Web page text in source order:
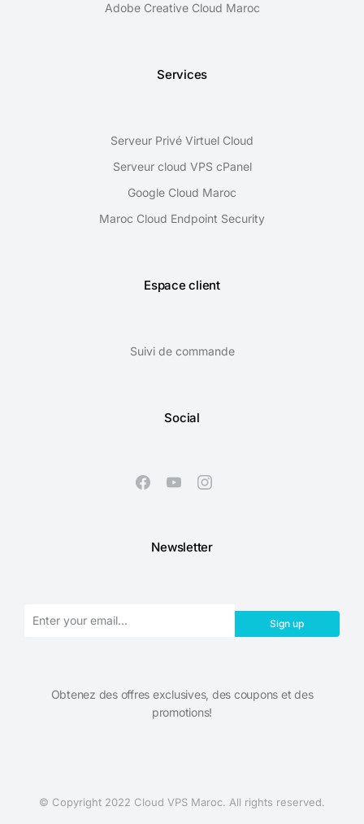
Adobe Creative Cloud Maroc
Services
Serveur Privé Virtuel Cloud
Serveur cloud VPS cPanel
Google Cloud Maroc
Maroc Cloud Endpoint Security
Espace client
Suivi de commande
Social
Newsletter
Sign up
Obtenez des offres exclusives, des coupons et des
promotions!​
© Copyright 2022 Cloud VPS Maroc. All rights reserved.